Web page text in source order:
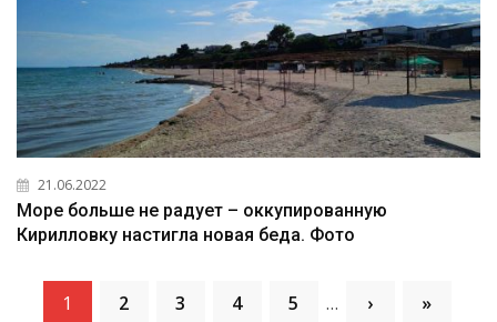
21.06.2022
Море больше не радует – оккупированную
Кирилловку настигла новая беда. Фото
1 2 3 4 5 … › »